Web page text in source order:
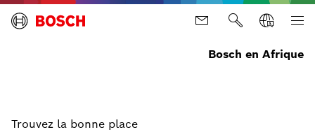
Bosch en Afrique
Trouvez la bonne place